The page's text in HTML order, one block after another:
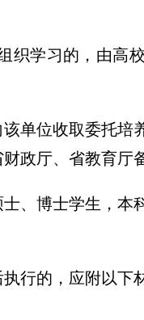
织学习的，由高
单位收取委托培
政厅、省教育厅
、博士学生，本
行的，应附以下